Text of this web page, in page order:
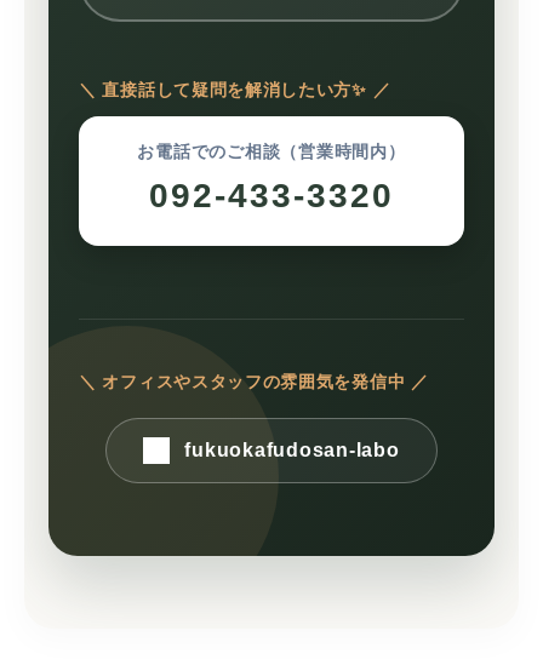
＼ 直接話して疑問を解消したい方✨ ／
お電話でのご相談（営業時間内）
092-433-3320
＼ オフィスやスタッフの雰囲気を発信中 ／
fukuokafudosan-labo